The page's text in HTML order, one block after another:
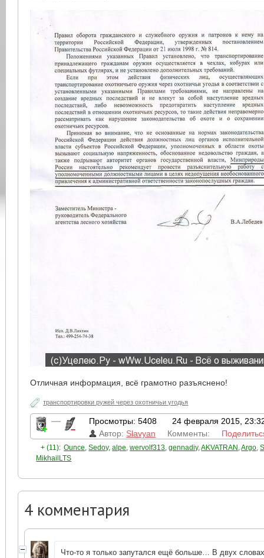
Отличная информация, всё грамотно разъяснено!
транспортировки ружей через охотничьи угодья
— Просмотры: 5408
24 февраля 2015,
Автор: Slavyan Комменты:
+ (11): Ounce,Sedoy,alpe,wervolf313,gennadiy,AKVATRAN ,Argo,
MikhailLTS
4 комментария
Что-то я только запутался ещё больше… В двух